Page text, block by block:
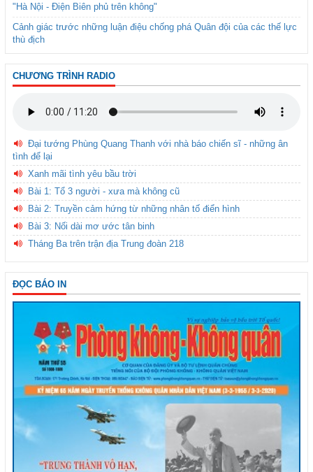
"Hà Nội - Điện Biên phủ trên không"
Cảnh giác trước những luận điệu chống phá Quân đội của các thế lực
thù địch
CHƯƠNG TRÌNH RADIO
Đại tướng Phùng Quang Thanh với nhà báo chiến sĩ - những ân
tình để lại
Xanh mãi tình yêu bầu trời
Bài 1: Tổ 3 người - xưa mà không cũ
Bài 2: Truyền cảm hứng từ những nhân tố điển hình
Bài 3: Nối dài mơ ước tân binh
Tháng Ba trên trận địa Trung đoàn 218
ĐỌC BÁO IN